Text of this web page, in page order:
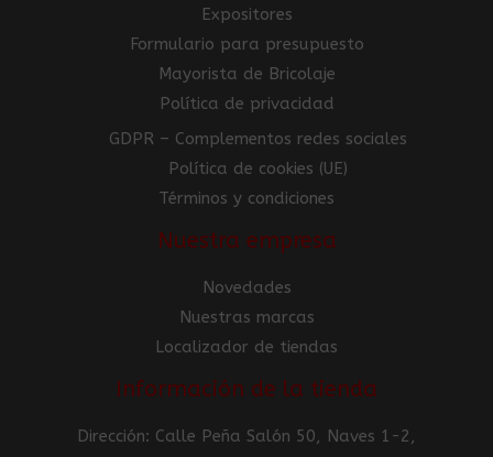
Expositores
Formulario para presupuesto
Mayorista de Bricolaje
Política de privacidad
GDPR – Complementos redes sociales
Política de cookies (UE)
Términos y condiciones
Nuestra empresa
Novedades
Nuestras marcas
Localizador de tiendas
Información de la tienda
Dirección: Calle Peña Salón 50, Naves 1-2,